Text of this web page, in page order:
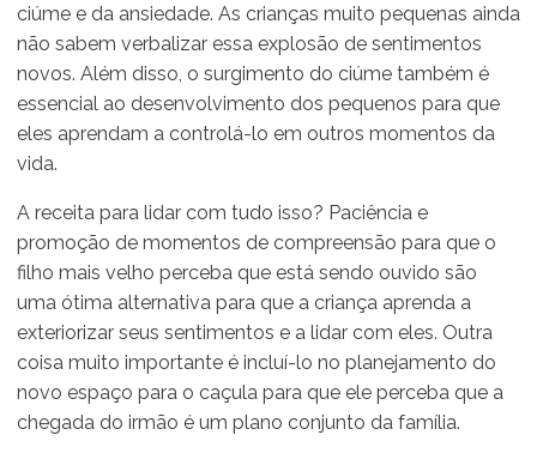
ciúme e da ansiedade. As crianças muito pequenas ainda
não sabem verbalizar essa explosão de sentimentos
novos. Além disso, o surgimento do ciúme também é
essencial ao desenvolvimento dos pequenos para que
eles aprendam a controlá-lo em outros momentos da
vida.
A receita para lidar com tudo isso? Paciência e
promoção de momentos de compreensão para que o
filho mais velho perceba que está sendo ouvido são
uma ótima alternativa para que a criança aprenda a
exteriorizar seus sentimentos e a lidar com eles. Outra
coisa muito importante é incluí-lo no planejamento do
novo espaço para o caçula para que ele perceba que a
chegada do irmão é um plano conjunto da família.